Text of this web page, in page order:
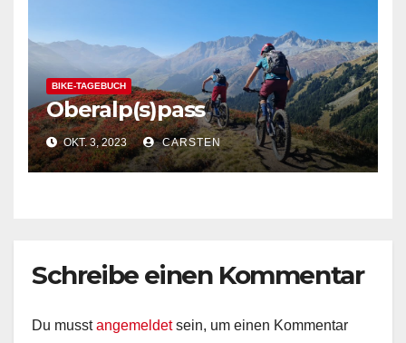
BIKE-TAGEBUCH
Oberalp(s)pass
OKT. 3, 2023 CARSTEN
Schreibe einen Kommentar
Du musstangemeldetsein, um einen Kommentar